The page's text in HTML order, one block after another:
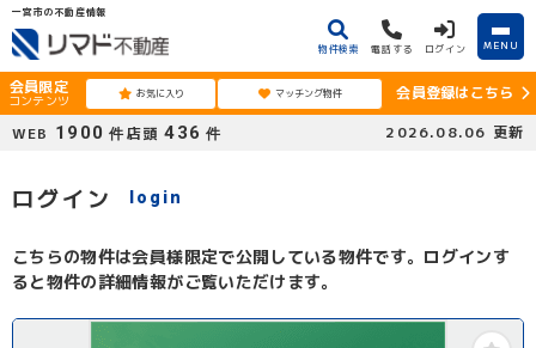
一宮市の不動産情報
物件検索 電話する ログイン MENU
会員限定
コンテンツ お気に入り マッチング物件
会員登録はこちら
WEB 1900 件 店頭 436 件 2026.08.06 更新
ログイン login
こちらの物件は会員様限定で公開している物件です。ログインす
ると物件の詳細情報がご覧いただけます。